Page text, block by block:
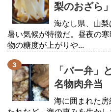
梨のおざら」
海なし県、山
暑い気候が特徴だ。昼夜の
物の糖度が上がりや...
「バー弁
名物肉弁当
海に囲まれた